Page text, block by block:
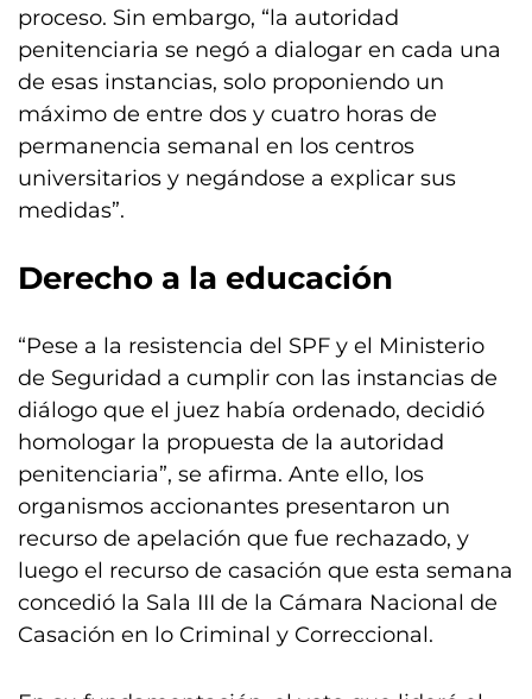
proceso. Sin embargo, “la autoridad
penitenciaria se negó a dialogar en cada una
de esas instancias, solo proponiendo un
máximo de entre dos y cuatro horas de
permanencia semanal en los centros
universitarios y negándose a explicar sus
medidas”.
Derecho a la educación
“Pese a la resistencia del SPF y el Ministerio
de Seguridad a cumplir con las instancias de
diálogo que el juez había ordenado, decidió
homologar la propuesta de la autoridad
penitenciaria”, se afirma. Ante ello, los
organismos accionantes presentaron un
recurso de apelación que fue rechazado, y
luego el recurso de casación que esta semana
concedió la Sala III de la Cámara Nacional de
Casación en lo Criminal y Correccional.